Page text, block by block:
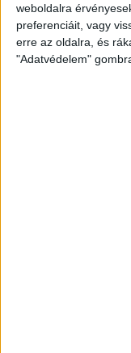
weboldalra
preferenciáit, vagy
erre az oldalra, és
"Adatvédelem"